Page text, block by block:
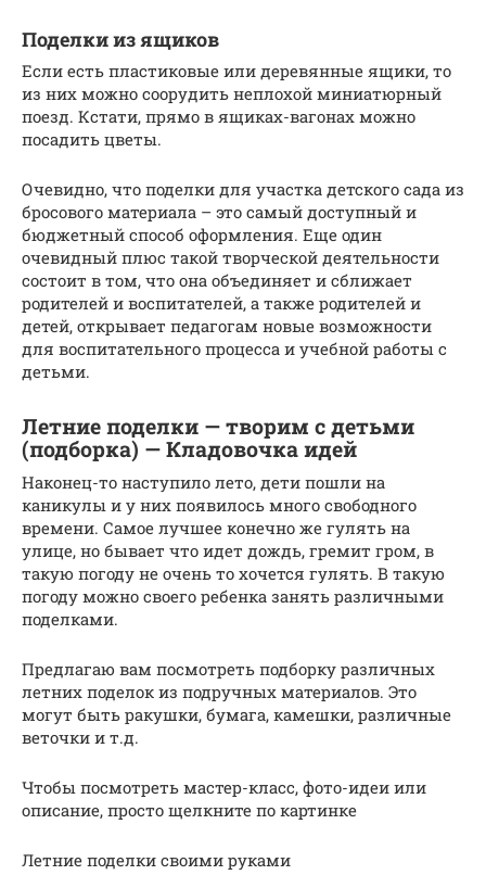
Поделки из ящиков
Если есть пластиковые или деревянные ящики, то
из них можно соорудить неплохой миниатюрный
поезд. Кстати, прямо в ящиках-вагонах можно
посадить цветы.
Очевидно, что поделки для участка детского сада из
бросового материала – это самый доступный и
бюджетный способ оформления. Еще один
очевидный плюс такой творческой деятельности
состоит в том, что она объединяет и сближает
родителей и воспитателей, а также родителей и
детей, открывает педагогам новые возможности
для воспитательного процесса и учебной работы с
детьми.
Летние поделки — творим с детьми
(подборка) — Кладовочка идей
Наконец-то наступило лето, дети пошли на
каникулы и у них появилось много свободного
времени. Самое лучшее конечно же гулять на
улице, но бывает что идет дождь, гремит гром, в
такую погоду не очень то хочется гулять. В такую
погоду можно своего ребенка занять различными
поделками.
Предлагаю вам посмотреть подборку различных
летних поделок из подручных материалов. Это
могут быть ракушки, бумага, камешки, различные
веточки и т.д.
Чтобы посмотреть мастер-класс, фото-идеи или
описание, просто щелкните по картинке
Летние поделки своими руками